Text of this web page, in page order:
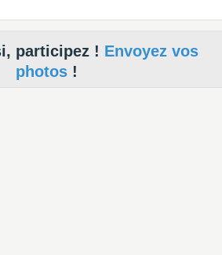
participez ! Envoyez vos
photos!